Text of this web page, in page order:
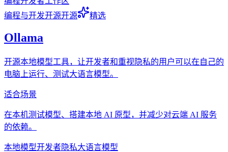
编程与开发开源开源 精选
Ollama
开源本地模型工具，让开发者和重视隐私的用户可以在自己的
电脑上运行、测试大语言模型。
适合场景
在本机测试模型、搭建本地 AI 原型，并减少对云端 AI 服务
的依赖。
本地模型开发者隐私大语言模型